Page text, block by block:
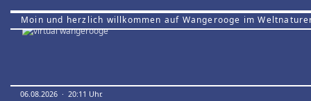
Moin und herzlich willkommen auf Wangerooge im
06.08.2026 · 20:11 Uhr.